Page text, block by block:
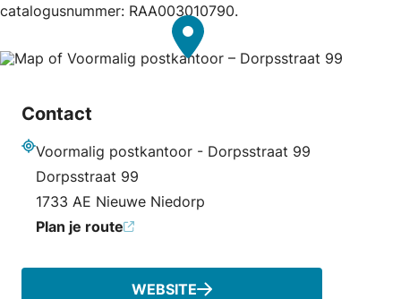
catalogusnummer: RAA003010790.
Contact
Voormalig postkantoor - Dorpsstraat 99
Dorpsstraat 99
1733 AE Nieuwe Niedorp
Plan je route
WEBSITE